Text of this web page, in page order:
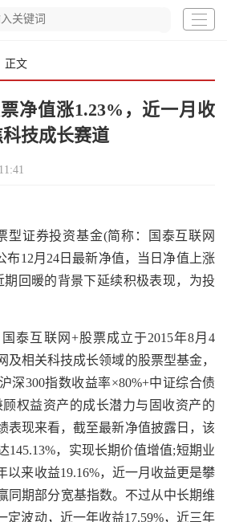
正文
净值涨1.23%，近一月收
技成长赛道
证券投资基金(简称：国泰互联网
布12月24日最新净值，当日净值上涨
期回暖的背景下延续积极表现，为投
互联网+股票成立于2015年8月4
及相关科技成长领域的股票型基金，
深300指数收益率×80%+中证综合债
权益资产的成长潜力与固收资产的
表现来看，截至最新净值披露日，该
145.13%，实现长期价值增值;短期业
以来收益19.16%，近一月收益更是攀
同期部分宽基指数。不过从中长期维
定波动，近一年收益17.59%，近三年